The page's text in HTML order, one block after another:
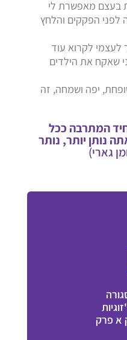
בעצם מאפשרת לי
לפני הפקקים והלחץ
לעצמי לקרוא עוד
שאקח את הילדים
יפה ושמחה, זה
המתרבה ככל
נותן יותר, נותר
גארי)
א פרק